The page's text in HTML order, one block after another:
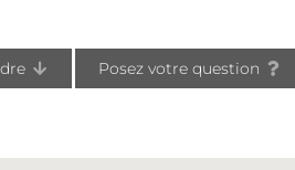
Posez votre question